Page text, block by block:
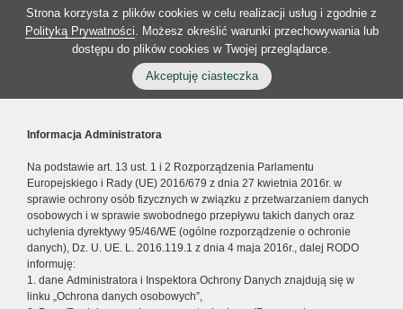
Strona korzysta z plików cookies w celu realizacji usług i zgodnie z
Polityką Prywatności. Możesz określić warunki przechowywania lub
dostępu do plików cookies w Twojej przeglądarce.
Akceptuję ciasteczka
Informacja Administratora
Na podstawie art. 13 ust. 1 i 2 Rozporządzenia Parlamentu
Europejskiego i Rady (UE) 2016/679 z dnia 27 kwietnia 2016r. w
sprawie ochrony osób fizycznych w związku z przetwarzaniem danych
osobowych i w sprawie swobodnego przepływu takich danych oraz
uchylenia dyrektywy 95/46/WE (ogólne rozporządzenie o ochronie
danych), Dz. U. UE. L. 2016.119.1 z dnia 4 maja 2016r., dalej RODO
informuję:
1. dane Administratora i Inspektora Ochrony Danych znajdują się w
linku „Ochrona danych osobowych”,